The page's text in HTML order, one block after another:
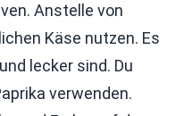
Anstelle von
Käse nutzen. Es
lecker sind. Du
verwenden.